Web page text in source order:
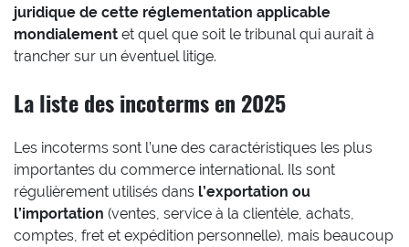
juridique de cette réglementation applicable
mondialement et quel que soit le tribunal qui aurait à
trancher sur un éventuel litige.
La liste des incoterms en 2025
Les incoterms sont l’une des caractéristiques les plus
importantes du commerce international. Ils sont
régulièrement utilisés dans l’exportation ou
l’importation (ventes, service à la clientèle, achats,
comptes, fret et expédition personnelle), mais beaucoup